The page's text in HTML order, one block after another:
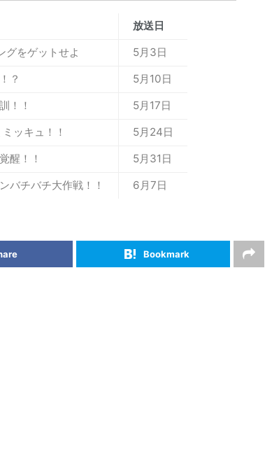
放送日
グをゲットせよ 5月3日
？ 5月10日
！！ 5月17日
ッキュ！！ 5月24日
醒！！ 5月31日
バチバチ大作戦！！ 6月7日
Bookmark